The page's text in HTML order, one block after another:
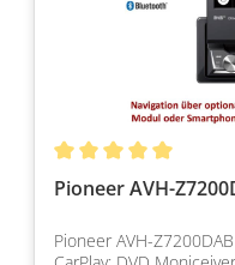
Pioneer AVH-
Pioneer AVH-